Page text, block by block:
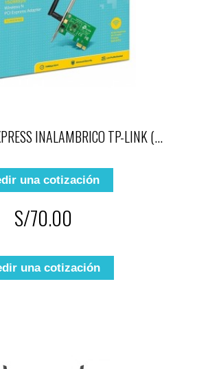
INALAMBRICO TP-LINK (...
una cotización
S/70.00
una cotización